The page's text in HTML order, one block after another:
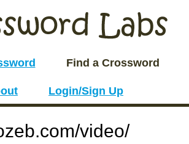
Find a Crossword
Login/Sign Up
video/